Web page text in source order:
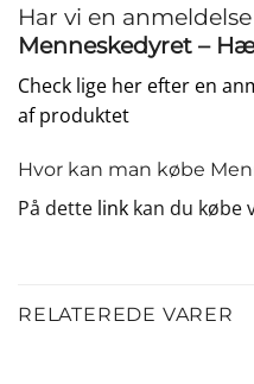
Har vi en
Menneskedyret –
Check lige her efter en
af produktet
Hvor kan man købe
På dette link kan du købe
RELATEREDE VARER